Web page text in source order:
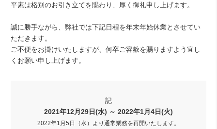
平素は格別のお引き立てを賜わり、厚く御礼申し上げます。
誠に勝手ながら、弊社では下記日程を年末年始休業とさせてい
ただきます。
ご不便をお掛けいたしますが、何卒ご容赦を賜りますよう宜し
くお願い申し上げます。
記
2021年12月29日(水) ～ 2022年1月4日(火)
2022年1月5日（水）より通常業務を再開いたします。